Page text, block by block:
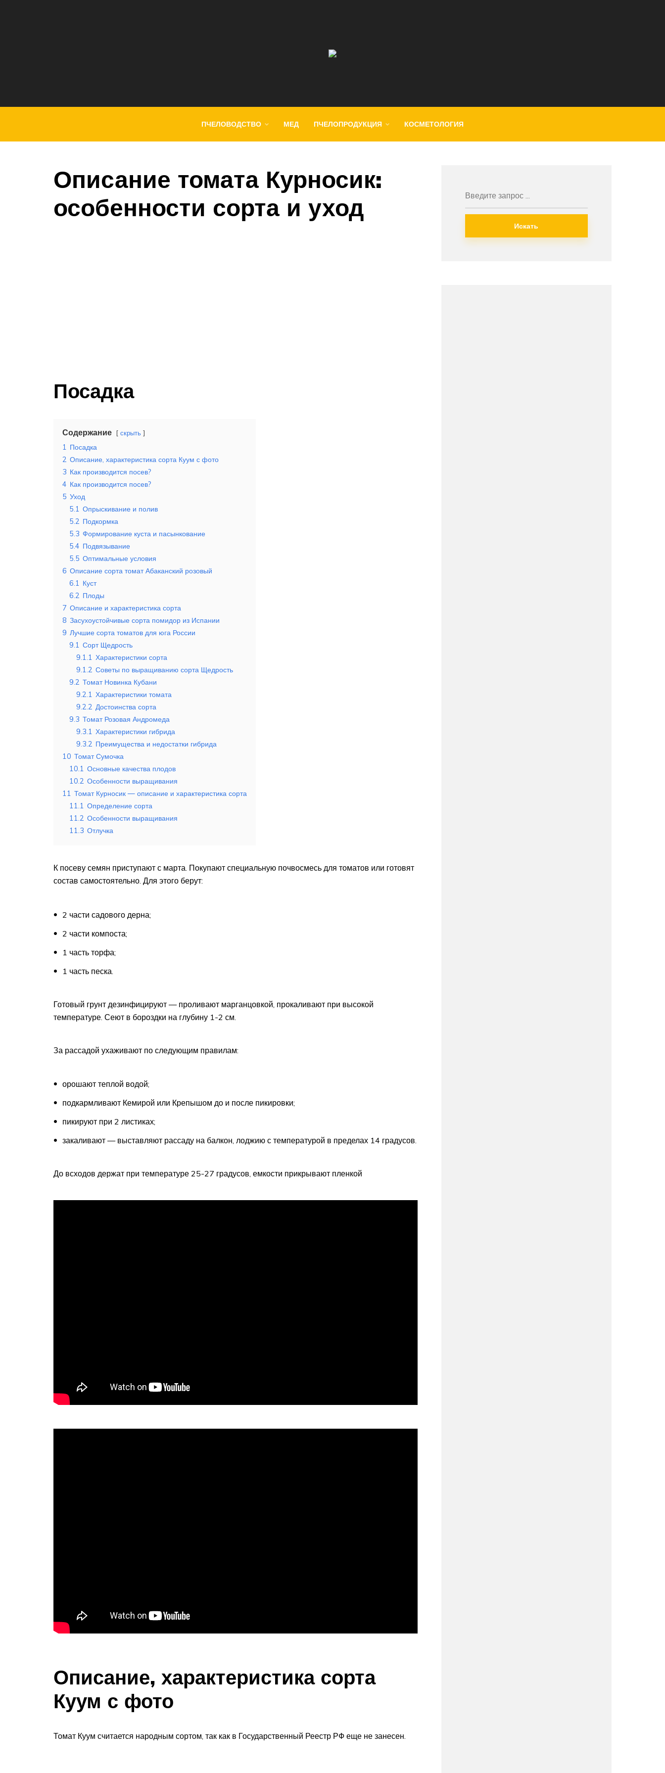
ПЧЕЛОВОДСТВО МЕД ПЧЕЛОПРОДУКЦИЯ КОСМЕТОЛОГИЯ
Описание томата Курносик:
особенности сорта и уход
Посадка
Содержание скрыть
1 Посадка
2 Описание, характеристика сорта Куум с фото
3 Как производится посев?
4 Как производится посев?
5 Уход
5.1 Опрыскивание и полив
5.2 Подкормка
5.3 Формирование куста и пасынкование
5.4 Подвязывание
5.5 Оптимальные условия
6 Описание сорта томат Абаканский розовый
6.1 Куст
6.2 Плоды
7 Описание и характеристика сорта
8 Засухоустойчивые сорта помидор из Испании
9 Лучшие сорта томатов для юга России
9.1 Сорт Щедрость
9.1.1 Характеристики сорта
9.1.2 Советы по выращиванию сорта Щедрость
9.2 Томат Новинка Кубани
9.2.1 Характеристики томата
9.2.2 Достоинства сорта
9.3 Томат Розовая Андромеда
9.3.1 Характеристики гибрида
9.3.2 Преимущества и недостатки гибрида
10 Томат Сумочка
10.1 Основные качества плодов
10.2 Особенности выращивания
11 Томат Курносик — описание и характеристика сорта
11.1 Определение сорта
11.2 Особенности выращивания
11.3 Отлучка
К посеву семян приступают с марта. Покупают специальную почвосмесь для томатов или готовят
состав самостоятельно. Для этого берут:
2 части садового дерна;
2 части компоста;
1 часть торфа;
1 часть песка.
Готовый грунт дезинфицируют — проливают марганцовкой, прокаливают при высокой
температуре. Сеют в бороздки на глубину 1-2 см.
За рассадой ухаживают по следующим правилам:
орошают теплой водой;
подкармливают Кемирой или Крепышом до и после пикировки;
пикируют при 2 листиках;
закаливают — выставляют рассаду на балкон, лоджию с температурой в пределах 14 градусов.
До всходов держат при температуре 25-27 градусов, емкости прикрывают пленкой
Описание, характеристика сорта
Куум с фото
Томат Куум считается народным сортом, так как в Государственный Реестр РФ еще не занесен.
Искать